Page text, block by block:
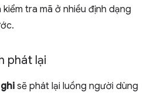
tra mã ở nhiều định dạng
phát lại
sẽ phát lại luồng người dùng